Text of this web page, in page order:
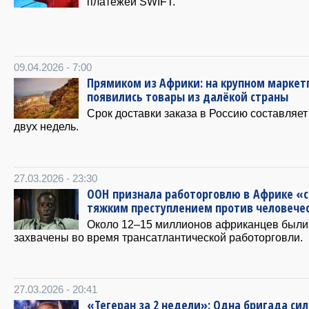
09.04.2026 - 7:00
Прямиком из Африки: на крупном
появились товары из далёкой страны
Срок доставки заказа в Россию
двух недель.
27.03.2026 - 23:30
ООН признала работорговлю в Африке
тяжким преступлением против
Около 12–15 миллионов африканцев были
захвачены во время трансатлантической работорговли.
27.03.2026 - 20:41
«Тегеран за 2 недели»: Одна бригада сил